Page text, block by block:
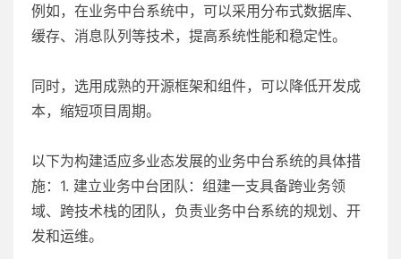
例如，在业务中台系统中，可以采用分布式数据库、
缓存、消息队列等技术，提高系统性能和稳定性。
同时，选用成熟的开源框架和组件，可以降低开发成
本，缩短项目周期。
以下为构建适应多业态发展的业务中台系统的具体措
施：1. 建立业务中台团队：组建一支具备跨业务领
域、跨技术栈的团队，负责业务中台系统的规划、开
发和运维。